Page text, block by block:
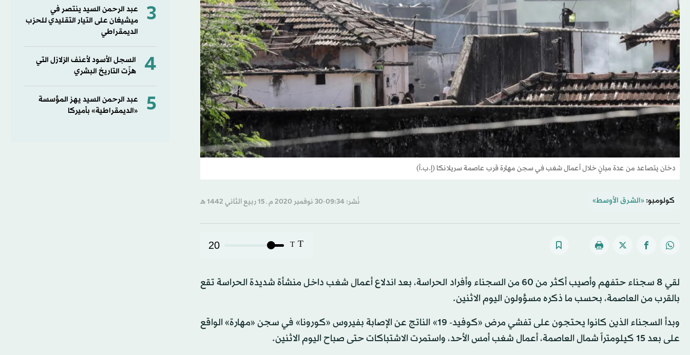
دخان يتصاعد من عدة مبانٍ خلال أعمال شغب في سجن مهارة قرب عاصمة سريلانكا (إ.ب.أ)
كولومبو: «الشرق الأوسط» نُشر: 09:34-30 نوفمبر 2020 م ـ 15 ربيع الثاني 1442 هـ
T
T
20
لقي 8 سجناء حتفهم وأصيب أكثر من 60 من السجناء وأفراد الحراسة، بعد اندلاع أعمال شغب داخل منشأة شديدة الحراسة تقع
بالقرب من العاصمة، بحسب ما ذكره مسؤولون اليوم الاثنين.
وبدأ السجناء الذين كانوا يحتجون على تفشي مرض «كوفيد- 19» الناتج عن الإصابة بفيروس «كورونا» في سجن «مهارة» الواقع
على بعد 15 كيلومتراً شمال العاصمة، أعمال شغب أمس الأحد، واستمرت الاشتباكات حتى صباح اليوم الاثنين.
3
عبد الرحمن السيد ينتصر في
ميشيغان على التيار التقليدي للحزب
الديمقراطي
4
السجل الأسود لأعنف الزلازل التي
هزّت التاريخ البشري
5
عبد الرحمن السيد يهز المؤسسة
«الديمقراطية» بأميركا